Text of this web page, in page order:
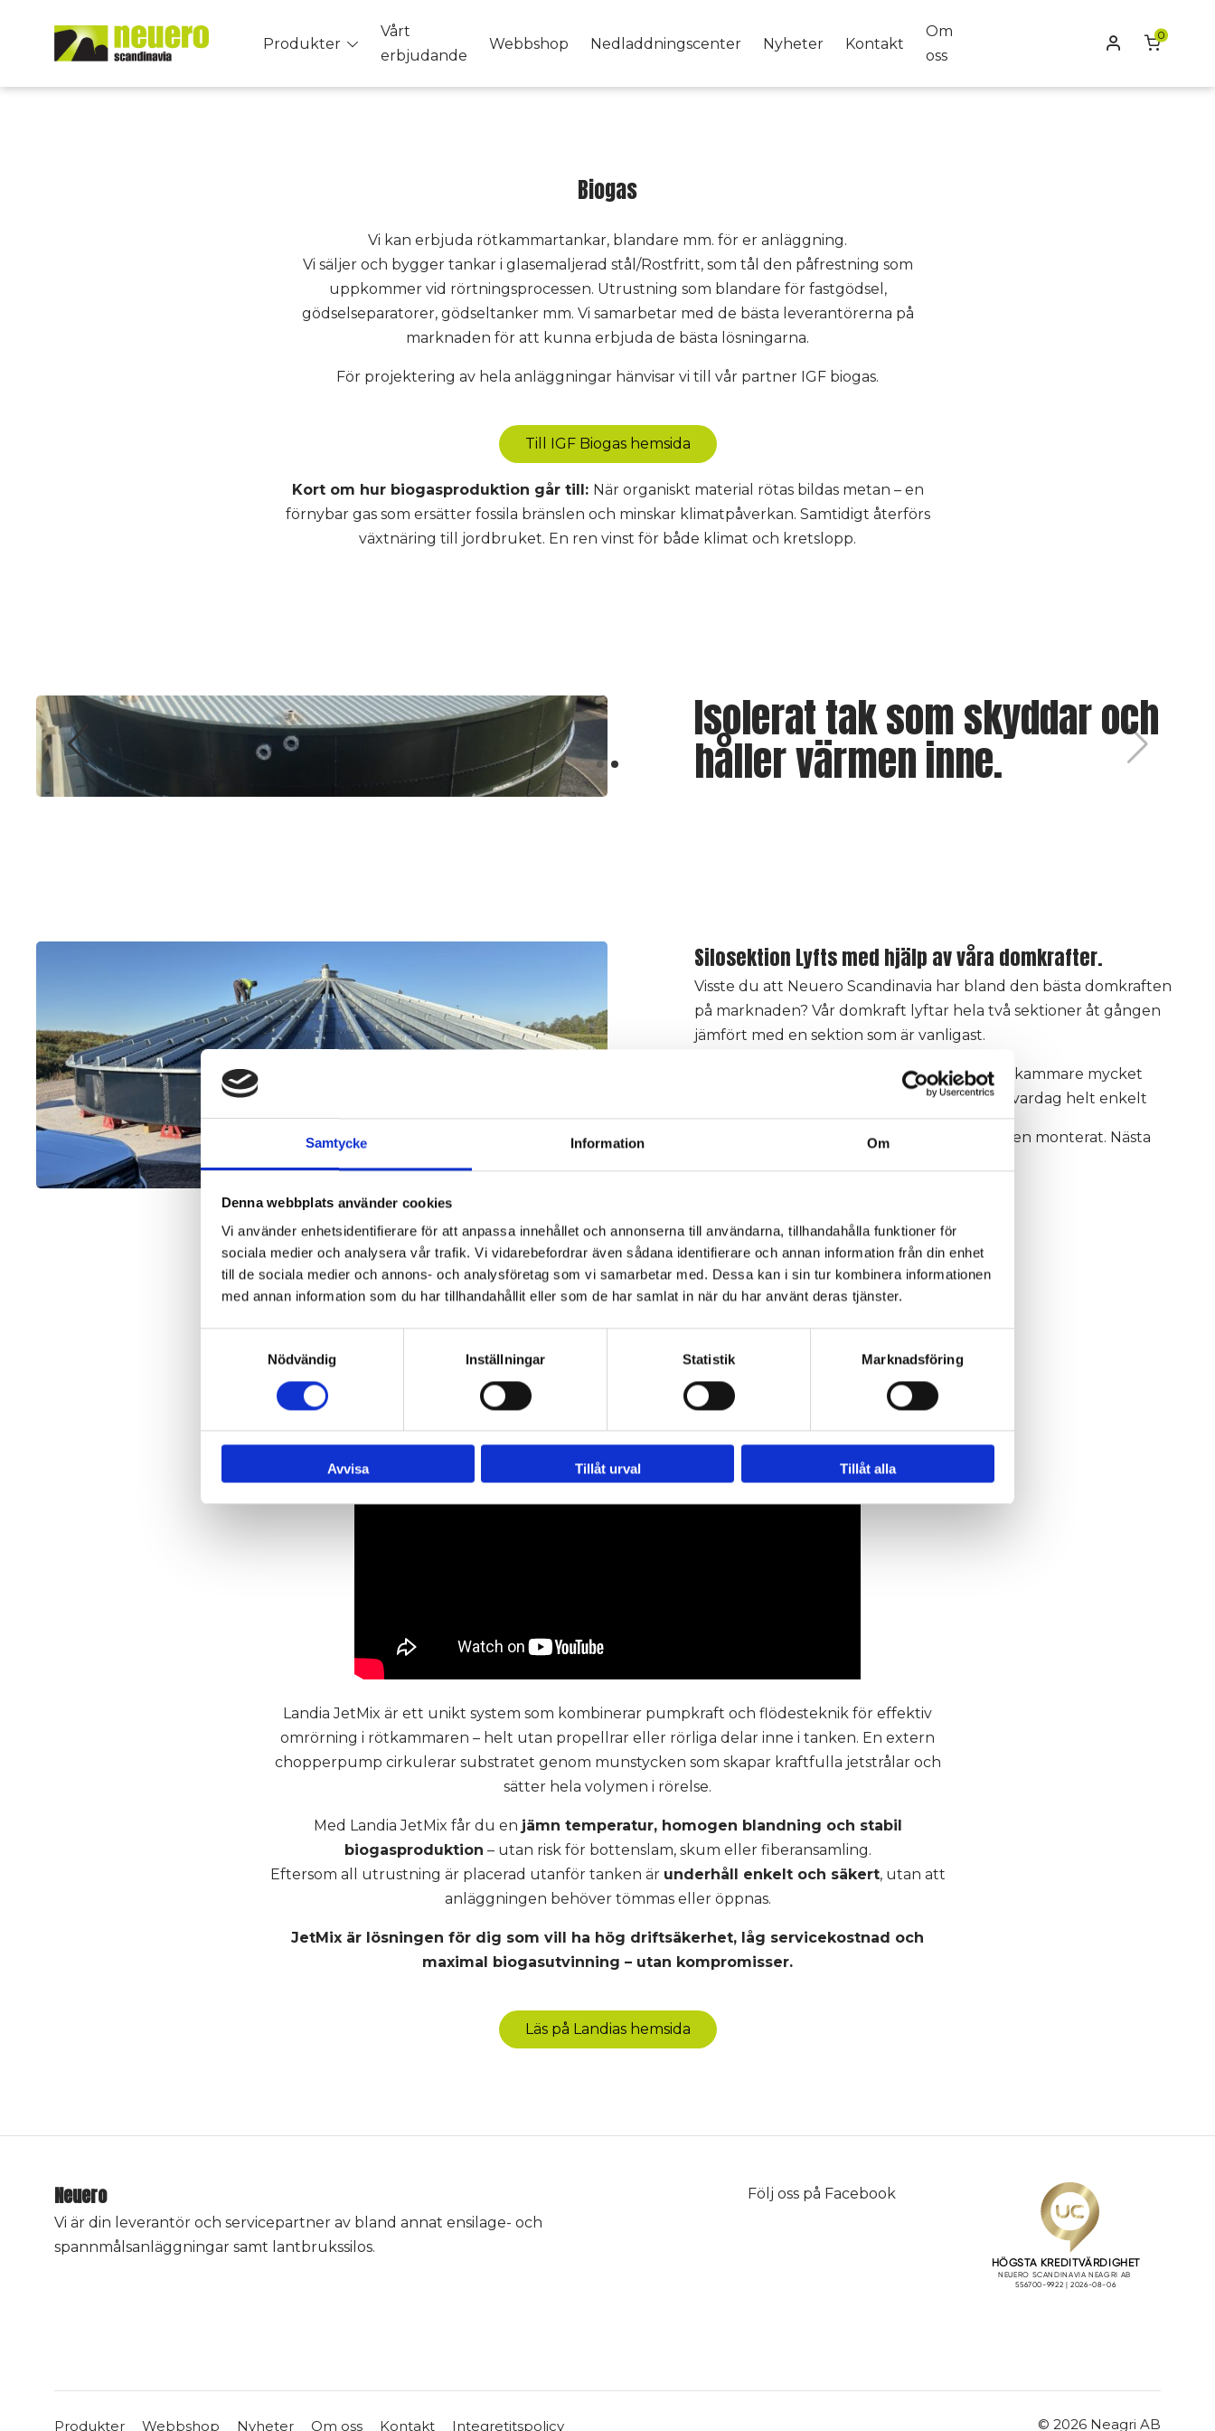
Samtycke Information Om
Denna webbplats använder cookies
Vi använder enhetsidentifierare för att anpassa innehållet och annonserna till användarna, tillhandahålla funktioner för
sociala medier och analysera vår trafik. Vi vidarebefordrar även sådana identifierare och annan information från din enhet
till de sociala medier och annons- och analysföretag som vi samarbetar med. Dessa kan i sin tur kombinera informationen
med annan information som du har tillhandahållit eller som de har samlat in när du har använt deras tjänster.
Nödvändig
Inställningar Statistik Marknadsföring
Avvisa Tillåt urval Tillåt alla
content
Produkter
Toggle
menu
Vårt
erbjudande
Webbshop Nedladdningscenter Nyheter Kontakt
Om
oss
Mitt konto
0
Biogas
Vi kan erbjuda rötkammartankar, blandare mm. för er anläggning.
Vi säljer och bygger tankar i glasemaljerad stål/Rostfritt, som tål den påfrestning som
uppkommer vid rörtningsprocessen. Utrustning som blandare för fastgödsel,
gödselseparatorer, gödseltanker mm. Vi samarbetar med de bästa leverantörerna på
marknaden för att kunna erbjuda de bästa lösningarna.
För projektering av hela anläggningar hänvisar vi till vår partner IGF biogas.
Till IGF Biogas hemsida
Kort om hur biogasproduktion går till: När organiskt material rötas bildas metan – en
förnybar gas som ersätter fossila bränslen och minskar klimatpåverkan. Samtidigt återförs
växtnäring till jordbruket. En ren vinst för både klimat och kretslopp.
Isolerat tak som skyddar och
håller värmen inne.
Silosektion Lyfts med hjälp av våra domkrafter.
Visste du att Neuero Scandinavia har bland den bästa domkraften
på marknaden? Vår domkraft lyftar hela två sektioner åt gången
jämfört med en sektion som är vanligast.
Detta gör att vi kan montera silotorn och rötkammare mycket
snabbare än våra konkurrenter. En enklare vardag helt enkelt
Bilden föreställer taket och högsta tankringen monterat. Nästa
Landia JetMix ”rör om i grytan”
Landia JetMix är ett unikt system som kombinerar pumpkraft och flödesteknik för effektiv
omrörning i rötkammaren – helt utan propellrar eller rörliga delar inne i tanken. En extern
chopperpump cirkulerar substratet genom munstycken som skapar kraftfulla jetstrålar och
sätter hela volymen i rörelse.
Med Landia JetMix får du en jämn temperatur, homogen blandning och stabil
biogasproduktion – utan risk för bottenslam, skum eller fiberansamling.
Eftersom all utrustning är placerad utanför tanken är underhåll enkelt och säkert, utan att
anläggningen behöver tömmas eller öppnas.
JetMix är lösningen för dig som vill ha hög driftsäkerhet, låg servicekostnad och
maximal biogasutvinning – utan kompromisser.
Läs på Landias hemsida
Neuero
Vi är din leverantör och servicepartner av bland annat ensilage- och
spannmålsanläggningar samt lantbrukssilos.
Följ oss på Facebook
Produkter Webbshop Nyheter Om oss Kontakt Integretitspolicy © 2026 Neagri AB